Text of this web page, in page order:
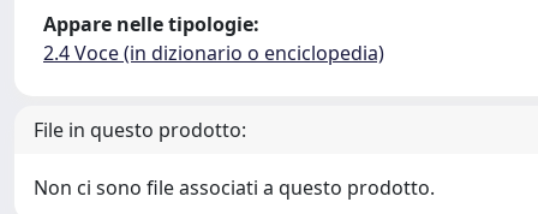
Appare nelle tipologie:
2.4 Voce (in dizionario o enciclopedia)
File in questo prodotto:
Non ci sono file associati a questo prodotto.